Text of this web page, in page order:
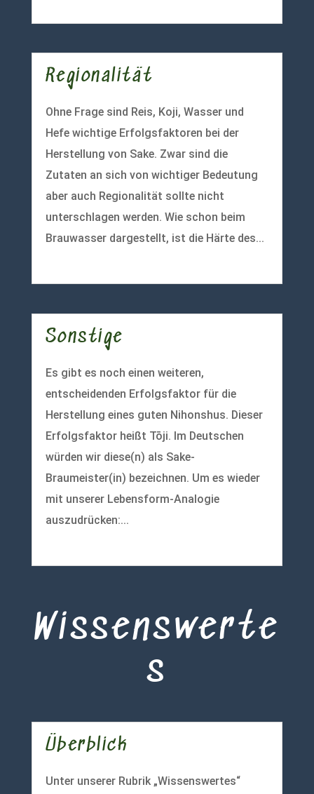
Regionalität
Ohne Frage sind Reis, Koji, Wasser und
Hefe wichtige Erfolgsfaktoren bei der
Herstellung von Sake. Zwar sind die
Zutaten an sich von wichtiger Bedeutung
aber auch Regionalität sollte nicht
unterschlagen werden. Wie schon beim
Brauwasser dargestellt, ist die Härte des...
Sonstige
Es gibt es noch einen weiteren,
entscheidenden Erfolgsfaktor für die
Herstellung eines guten Nihonshus. Dieser
Erfolgsfaktor heißt Tōji. Im Deutschen
würden wir diese(n) als Sake-
Braumeister(in) bezeichnen. Um es wieder
mit unserer Lebensform-Analogie
auszudrücken:...
Wissenswerte
s
Überblick
Unter unserer Rubrik „Wissenswertes“